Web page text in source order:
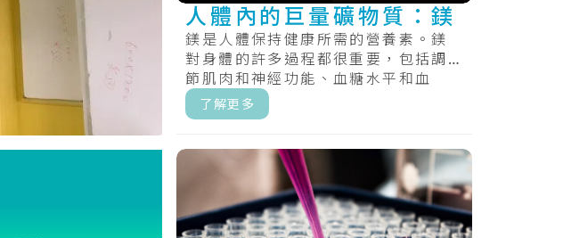
人體內的巨量礦物質：鎂
鎂是人體保持健康所需的營養素。鎂
對身體的許多過程都很重要，包括調
節肌肉和神經功能、血糖水平和血
壓，以及製造蛋白質、骨骼和
DNA。.....
了解更多